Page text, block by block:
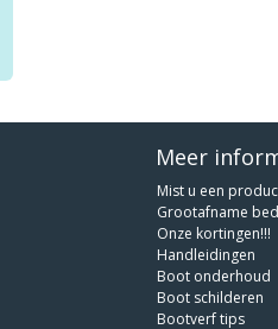
Meer
Mist u een
Grootafname
Onze kortingen!!!
Handleidingen
Boot onderhoud
Boot schilderen
Bootverf tips